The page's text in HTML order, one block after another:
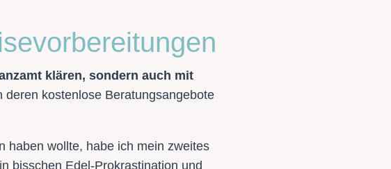
klären, sondern auch mit
deren kostenlose Beratungsangebote
haben wollte, habe ich mein zweites
bisschen Edel-Prokrastination und